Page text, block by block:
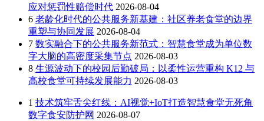
应对惩罚性赔偿时代 2026-08-04
6 老龄化时代的公共服务新基建：社区养老食堂的边界
重塑与协同发展 2026-08-04
7 数实融合下的公共服务新范式：智慧食堂成为单位数
字大脑的高密度采集节点 2026-08-03
8 生源波动下的校园后勤破局：以柔性运营重构 K12 与
高校食堂可持续发展能力 2026-08-03
1 技术筑牢舌尖红线：AI视觉+IoT打造智慧食堂无死角
数字食安防护网 2026-08-07